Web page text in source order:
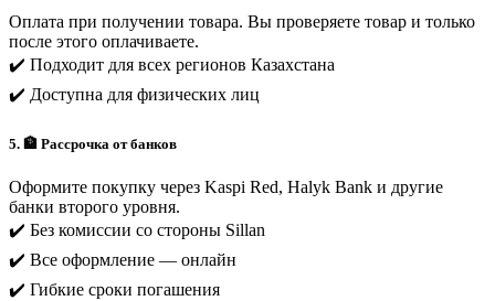
Оплата при получении товара. Вы проверяете товар и только
после этого оплачиваете.
✔️ Подходит для всех регионов Казахстана
✔️ Доступна для физических лиц
5. 🏦 Рассрочка от банков
Оформите покупку через Kaspi Red, Halyk Bank и другие
банки второго уровня.
✔️ Без комиссии со стороны Sillan
✔️ Все оформление — онлайн
✔️ Гибкие сроки погашения